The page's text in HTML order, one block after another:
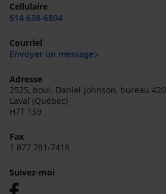
Cellulaire
514 638-6804
Courriel
Envoyer un message
Adresse
2525, boul. Daniel-Johnson, bureau 420
Laval (Québec)
H7T 1S9
Fax
1 877 781-7418
Suivez-moi